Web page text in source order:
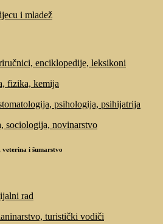
i mladež
enciklopedije, leksikoni
fizika, kemija
psihologija, psihijatrija
sociologija, novinarstvo
i šumarstvo
rad
turistički vodiči